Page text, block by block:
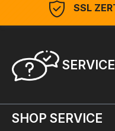
SSL
SHOP SERVICE